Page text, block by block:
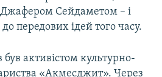
Сейдаметом – і
передових ідей того часу.
був активістом культурно-
«Акмесджит». Через